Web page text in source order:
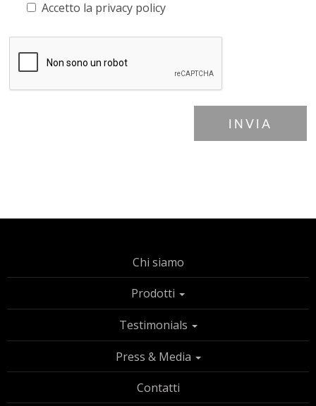
Accetto la privacy policy
INVIA
Chi siamo
Prodotti
Testimonials
Press & Media
Contatti